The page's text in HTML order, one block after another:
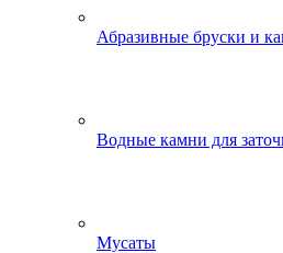
Абразивные бруски и
Водные камни для
Мусаты